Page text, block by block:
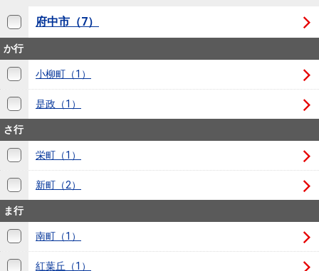
中古
マン
ショ
ンを
探す
新
築・
一戸
建て
投
件
事業
無
料
査
定
売
却
談
AI
時手
店舗のご
案内（首
都圏）
店舗のご
案内（名
店舗のご
案内（関
ごあいさ
つ
会社概
要
MUFG
Way
経営ビジ
ョン
組織図
役員一
沿革
本社地
ニュース
会社案内
ック版）
新卒採用
情報
キャリア
採用情報
採用情報
法人のお客さま
提携企業にお勤めの方
会員ページ
府中市（7）
か行
小柳町（1）
是政（1）
さ行
栄町（1）
新町（2）
ま行
南町（1）
紅葉丘（1）